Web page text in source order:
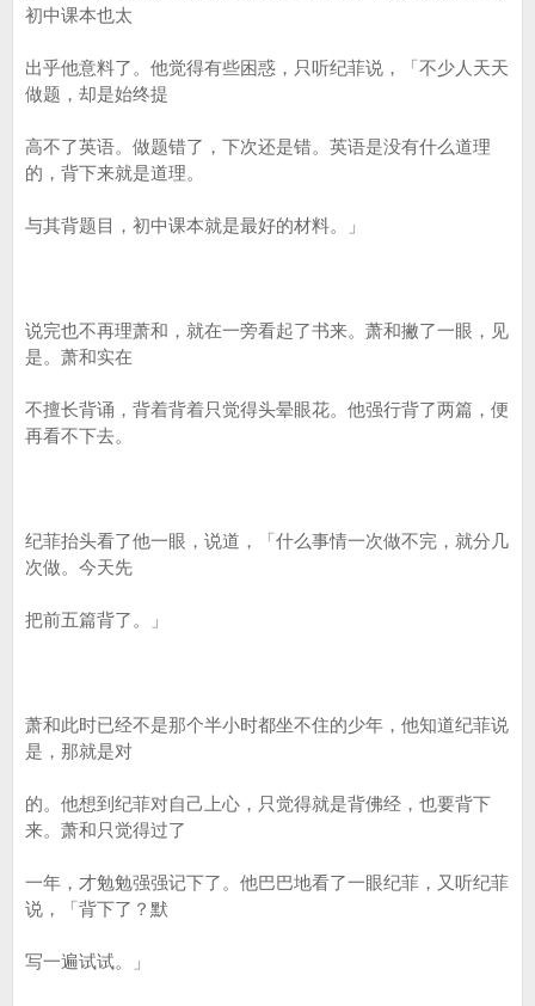
初中课本也太
出乎他意料了。他觉得有些困惑，只听纪菲说，「不少人天天
做题，却是始终提
高不了英语。做题错了，下次还是错。英语是没有什么道理
的，背下来就是道理。
与其背题目，初中课本就是最好的材料。」
说完也不再理萧和，就在一旁看起了书来。萧和撇了一眼，见
是。萧和实在
不擅长背诵，背着背着只觉得头晕眼花。他强行背了两篇，便
再看不下去。
纪菲抬头看了他一眼，说道，「什么事情一次做不完，就分几
次做。今天先
把前五篇背了。」
萧和此时已经不是那个半小时都坐不住的少年，他知道纪菲说
是，那就是对
的。他想到纪菲对自己上心，只觉得就是背佛经，也要背下
来。萧和只觉得过了
一年，才勉勉强强记下了。他巴巴地看了一眼纪菲，又听纪菲
说，「背下了？默
写一遍试试。」